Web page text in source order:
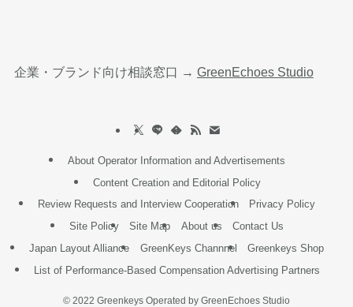
企業・ブランド向け相談窓口 → GreenEchoes Studio
About Operator Information and Advertisements
Content Creation and Editorial Policy
Review Requests and Interview Cooperation
Privacy Policy
Site Policy
Site Map About us
Contact Us
Japan Layout Alliance
GreenKeys Channnel
Greenkeys Shop
List of Performance-Based Compensation Advertising Partners
© 2022 Greenkeys Operated by GreenEchoes Studio